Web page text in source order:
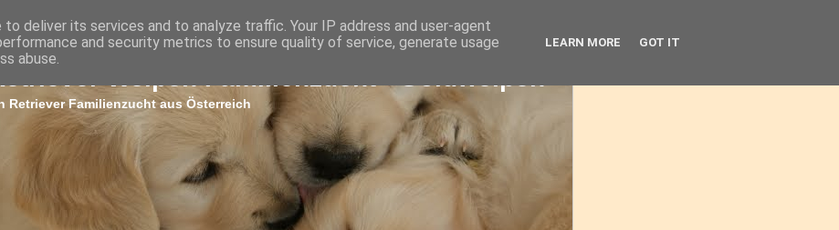
Retriever Familienzucht aus Österreich
deliver its services and to analyze traffic. Your IP address and user-agent
and security metrics to ensure quality of service, generate usage
abuse.
LEARN MORE GOT IT